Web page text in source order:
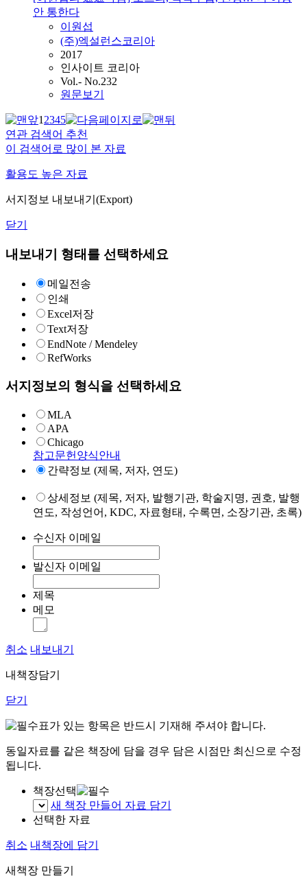
안 통한다
이원섭
(주)엑설런스코리아
2017
인사이트 코리아
Vol.- No.232
원문보기
12345
연관 검색어 추천
이 검색어로 많이 본 자료
활용도 높은 자료
서지정보 내보내기(Export)
닫기
내보내기 형태를 선택하세요
메일전송
인쇄
Excel저장
Text저장
EndNote / Mendeley
RefWorks
서지정보의 형식을 선택하세요
MLA
APA
Chicago
참고문헌양식안내
간략정보 (제목, 저자, 연도)
상세정보 (제목, 저자, 발행기관, 학술지명, 권호, 발행
연도, 작성언어, KDC, 자료형태, 수록면, 소장기관, 초록)
수신자 이메일
발신자 이메일
제목
메모
취소 내보내기
내책장담기
닫기
표가 있는 항목은 반드시 기재해 주셔야 합니다.
동일자료를 같은 책장에 담을 경우 담은 시점만 최신으로 수정
됩니다.
책장선택
새 책장 만들어 자료 담기
선택한 자료
취소 내책장에 담기
새책장 만들기